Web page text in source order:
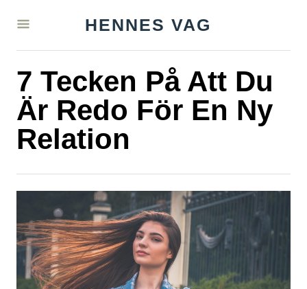
HENNES VAG
7 Tecken På Att Du
Är Redo För En Ny
Relation